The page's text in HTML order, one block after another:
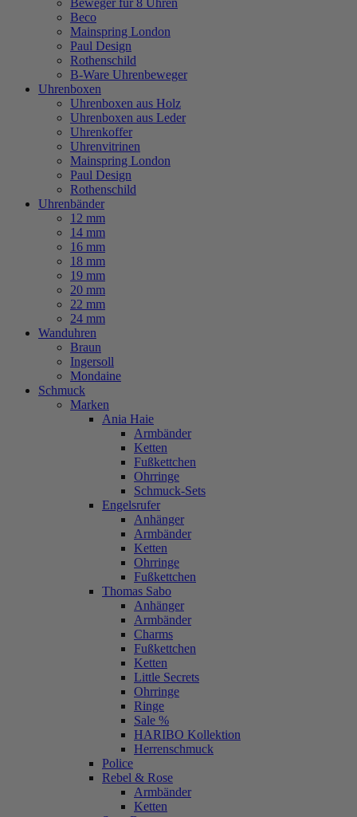
Beweger für 8 Uhren
Beco
Mainspring London
Paul Design
Rothenschild
B-Ware Uhrenbeweger
Uhrenboxen
Uhrenboxen aus Holz
Uhrenboxen aus Leder
Uhrenkoffer
Uhrenvitrinen
Mainspring London
Paul Design
Rothenschild
Uhrenbänder
12 mm
14 mm
16 mm
18 mm
19 mm
20 mm
22 mm
24 mm
Wanduhren
Braun
Ingersoll
Mondaine
Schmuck
Marken
Ania Haie
Armbänder
Ketten
Fußkettchen
Ohrringe
Schmuck-Sets
Engelsrufer
Anhänger
Armbänder
Ketten
Ohrringe
Fußkettchen
Thomas Sabo
Anhänger
Armbänder
Charms
Fußkettchen
Ketten
Little Secrets
Ohrringe
Ringe
Sale %
HARIBO Kollektion
Herrenschmuck
Police
Rebel & Rose
Armbänder
Ketten